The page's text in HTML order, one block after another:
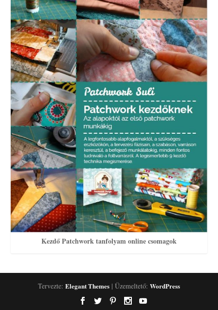
Kezdő Patchwork tanfolyam online csomagok
Tervezte: Elegant Themes | Üzemeltető: WordPress